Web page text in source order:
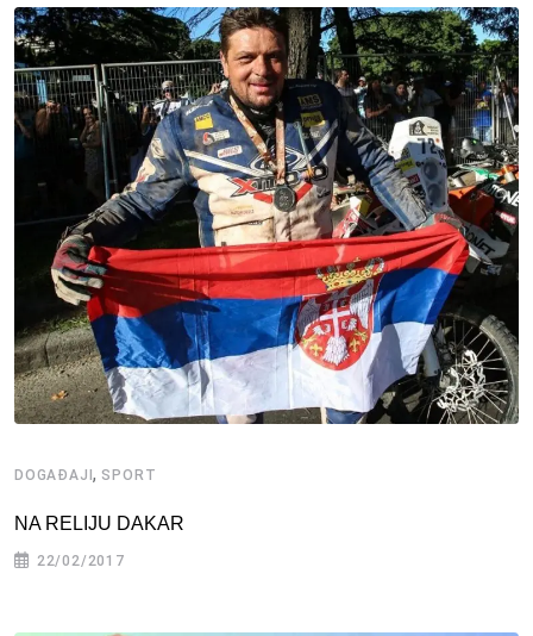
DOGAĐAJI, SPORT
NA RELIJU DAKAR
22/02/2017